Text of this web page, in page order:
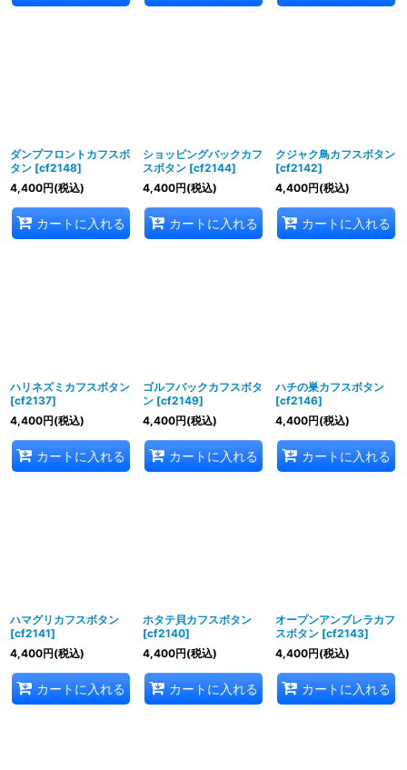
ダンプフロントカフスボ
タン [cf2148]
4,400円(税込)
カートに入れる
ショッピングバックカフ
スボタン [cf2144]
4,400円(税込)
カートに入れる
クジャク鳥カフスボタン
[cf2142]
4,400円(税込)
カートに入れる
ハリネズミカフスボタン
[cf2137]
4,400円(税込)
カートに入れる
ゴルフバックカフスボタ
ン [cf2149]
4,400円(税込)
カートに入れる
ハチの巣カフスボタン
[cf2146]
4,400円(税込)
カートに入れる
ハマグリカフスボタン
[cf2141]
4,400円(税込)
カートに入れる
ホタテ貝カフスボタン
[cf2140]
4,400円(税込)
カートに入れる
オープンアンブレラカフ
スボタン [cf2143]
4,400円(税込)
カートに入れる